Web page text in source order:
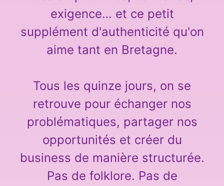
exigence… et ce petit
supplément d'authenticité qu'on
aime tant en Bretagne.
Tous les quinze jours, on se
retrouve pour échanger nos
problématiques, partager nos
opportunités et créer du
business de manière structurée.
Pas de folklore. Pas de